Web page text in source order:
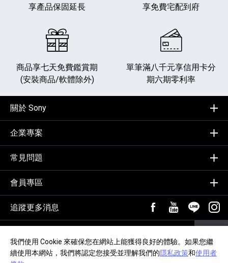
我們使用 Cookie 來確保您在網站上能獲得良好的體驗。如果您繼
續使用本網站，我們將認定您接受並理解我們的隱私政策和使用者
享產品保固延長
享免費宅配到府
商品享七天免費鑑賞期
(安裝商品/軟體除外)
單筆滿八千元享信用卡分
期六期零利率
關於 Sony
企業專案
常見問題
會員專區
追蹤更多消息
FB粉絲專頁[另開新
YouTube頻道[
加入 追
輸入Email，訂閱電子報
隱私政策 交易約定事項 網站導覽 無障礙聲明